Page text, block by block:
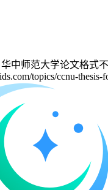
华中师范大学论文格式
topics/ccnu-thesis-